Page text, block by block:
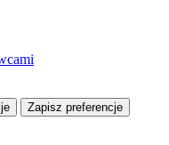
Zapisz preferencje